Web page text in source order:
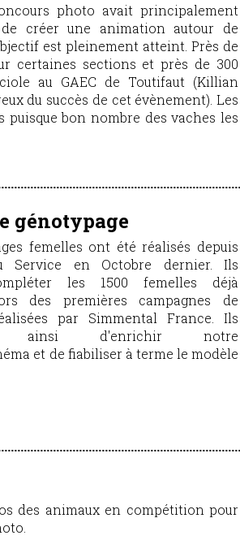
photo avait principalement
créer une animation autour de
est pleinement atteint. Près de
certaines sections et près de 300
au GAEC de Toutifaut (Killian
du succès de cet évènement). Les
bon nombre des vaches les
génotypage
femelles ont été réalisés depuis
Service en Octobre dernier. Ils
les 1500 femelles déjà
des premières campagnes de
par Simmental France. Ils
ainsi d'enrichir notre
et de fiabiliser à terme le modèle
des animaux en compétition pour